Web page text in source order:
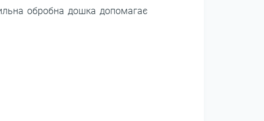
обробна дошка допомагає